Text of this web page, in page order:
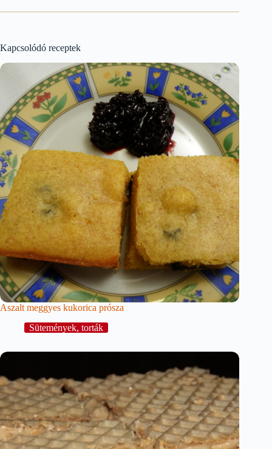
Kapcsolódó receptek
Aszalt meggyes kukorica prósza
Sütemények, torták